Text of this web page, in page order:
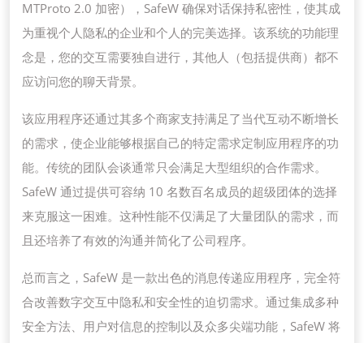
MTProto 2.0 加密），SafeW 确保对话保持私密性，使其成
为重视个人隐私的企业和个人的完美选择。该系统的功能理
念是，您的交互需要独自进行，其他人（包括提供商）都不
应访问您的聊天背景。
该应用程序还通过其多个商家支持满足了当代互动不断增长
的需求，使企业能够根据自己的特定需求定制应用程序的功
能。传统的团队会谈通常只会满足大型组织的合作需求。
SafeW 通过提供可容纳 10 名数百名成员的超级团体的选择
来克服这一困难。这种性能不仅满足了大量团队的需求，而
且还培养了有效的沟通并简化了公司程序。
总而言之，SafeW 是一款出色的消息传递应用程序，完全符
合改善数字交互中隐私和安全性的迫切需求。通过集成多种
安全方法、用户对信息的控制以及众多尖端功能，SafeW 将